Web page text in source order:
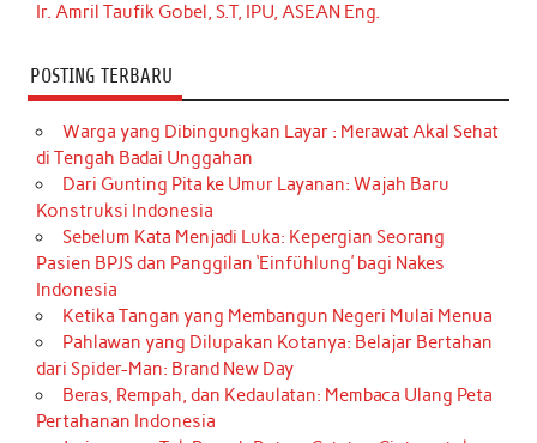
Ir. Amril Taufik Gobel, S.T, IPU, ASEAN Eng.
POSTING TERBARU
Warga yang Dibingungkan Layar : Merawat Akal Sehat
di Tengah Badai Unggahan
Dari Gunting Pita ke Umur Layanan: Wajah Baru
Konstruksi Indonesia
Sebelum Kata Menjadi Luka: Kepergian Seorang
Pasien BPJS dan Panggilan ‘Einfühlung’ bagi Nakes
Indonesia
Ketika Tangan yang Membangun Negeri Mulai Menua
Pahlawan yang Dilupakan Kotanya: Belajar Bertahan
dari Spider-Man: Brand New Day
Beras, Rempah, dan Kedaulatan: Membaca Ulang Peta
Pertahanan Indonesia